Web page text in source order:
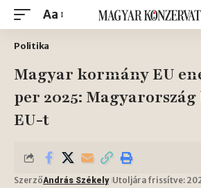
Aa
Politika
Magyar kormány EU
per 2025:
EU-t
SzerzőAndrás Székely Utoljára frissítve: